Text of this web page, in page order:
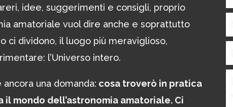
idee, suggerimenti e consigli, proprio
amatoriale vuol dire anche e soprattutto
ci dividono, il luogo più meraviglioso,
l’Universo intero.
una domanda: cosa troverò in pratica
mondo dell’astronomia amatoriale. Ci